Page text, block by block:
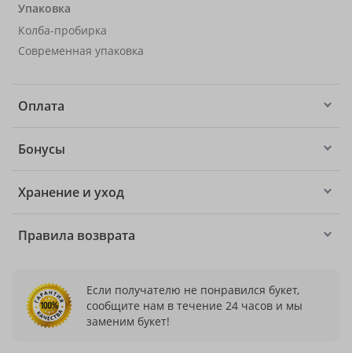
Упаковка
Колба-пробирка
Современная упаковка
Оплата
Бонусы
Хранение и уход
Правила возврата
Если получателю не понравился букет,
сообщите нам в течение 24 часов и мы
заменим букет!